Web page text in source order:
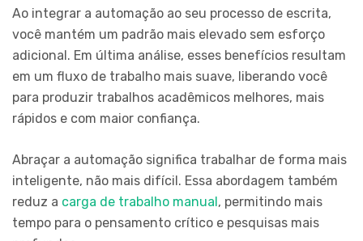
Ao integrar a automação ao seu processo de escrita,
você mantém um padrão mais elevado sem esforço
adicional. Em última análise, esses benefícios resultam
em um fluxo de trabalho mais suave, liberando você
para produzir trabalhos acadêmicos melhores, mais
rápidos e com maior confiança.
Abraçar a automação significa trabalhar de forma mais
inteligente, não mais difícil. Essa abordagem também
reduz a carga de trabalho manual , permitindo mais
tempo para o pensamento crítico e pesquisas mais